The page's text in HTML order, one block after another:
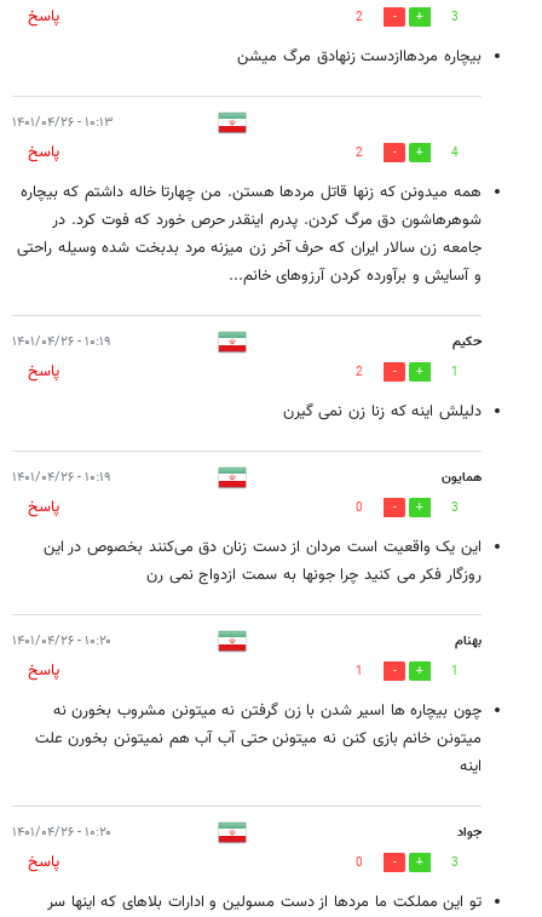
3
2
پاسخ
بیچاره مردهاازدست زنهادق مرگ میشن
۱۰:۱۳ - ۱۴۰۱/۰۴/۲۶
4
2
پاسخ
همه میدونن که زنها قاتل مردها هستن. من چهارتا خاله داشتم که بیچاره
شوهرهاشون دق مرگ کردن. پدرم اینقدر حرص خورد که فوت کرد. در
جامعه زن سالار ایران که حرف آخر زن میزنه مرد بدبخت شده وسیله راحتی
و آسایش و برآورده کردن آرزوهای خانم...
حکیم ۱۰:۱۹ - ۱۴۰۱/۰۴/۲۶
1
2
پاسخ
دلیلش اینه که زنا زن نمی گیرن
همایون ۱۰:۱۹ - ۱۴۰۱/۰۴/۲۶
3
0
پاسخ
این یک واقعیت است مردان از دست زنان دق می‌کنند بخصوص در این
روزگار فکر می کنید چرا جونها به سمت ازدواج نمی رن
بهنام ۱۰:۲۰ - ۱۴۰۱/۰۴/۲۶
1
1
پاسخ
چون بیچاره ها اسیر شدن با زن گرفتن نه میتونن مشروب بخورن نه
میتونن خانم بازی کنن نه میتونن حتی آب آب هم نمیتونن بخورن علت
اینه
جواد ۱۰:۲۰ - ۱۴۰۱/۰۴/۲۶
3
0
پاسخ
تو این مملکت ما مردها از دست مسولین و ادارات بلاهای که اینها سر